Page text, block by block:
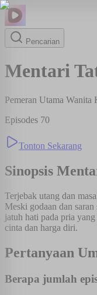
Pencarian
Mentari
Pemeran Utama Wanita
Episodes 70
Tonton Sekarang
Sinopsis
Terjebak utang dan
Meski godaan dan
jatuh hati pada pria
cinta dan harga diri.
Pertanyaan
Berapa jumlah